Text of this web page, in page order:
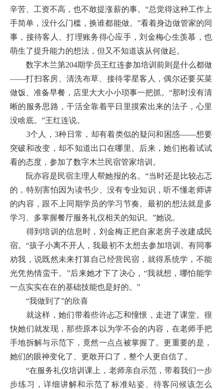
辛苦、工资不高，也不敢提涨薪的事。“总觉得这种工作上
手简单，没什么门槛，换谁都能做。”看着身边做管家的同
事，接待客人、打理账务得心应手，刘金梅心生羡慕，也
萌生了提升能力的想法，但又不知道该从何做起。
数字木兰第204期学员王红连参加培训前则是什么都做
——打扫客房、清洗布草、接待零星客人，偶尔还要买菜
做饭、准备早餐，店里大大小小琐事一把抓。“那时没有清
晰的服务思路，干活全靠着平日里摸索出来的法子，心里
没啥底。”王红连说。
3个人，3种日常，却有着类似的疑问和困惑——想要
突破和改变，却不知道出口在哪里。后来，她们抱着试试
看的态度，参加了数字木兰民宿管家培训。
阮亦容是民宿主理人帮她报的名。“当时还是比较忐忑
的，特别害怕因为读书少、没有专业知识，听不懂老师讲
的内容，跟不上同期学员的学习节奏。最初的想法就是多
学习、多掌握餐厅服务礼仪相关的知识。”她说。
得到培训的信息时，刘金梅正把自家老房子改建成民
宿。“孩子小离不开人，我最初不太想去参加培训。有同事
劝我，说既然未来打算自己经营民宿，就得系统学，不能
光凭热情蛮干。”后来她才下了决心，“我就想，哪怕能学
一点实实在在的基础技能也是好的。”
“我做到了”的欣喜
就这样，她们带着些许忐忑和憧憬，走进了课堂。很
快她们就发现，那些原本以为学不会的内容，在老师手把
手地拆解与示范下，竟然一点点被掌握了。更重要的是，
她们的眼神变化了、更敢开口了，整个人更自信了。
“在服务礼仪培训课上，老师亲自示范，带着我们一步
步练习，详细讲解和示范了标准站姿、待客问候该怎么